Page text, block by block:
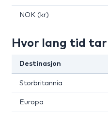
NOK (kr)
Hvor lang tid tar
Destinasjon
Storbritannia
Europa